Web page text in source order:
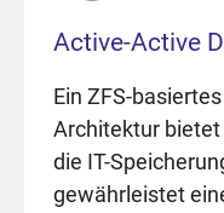
Active-Active
Ein ZFS-
Architektur
die IT-
gewährleistet